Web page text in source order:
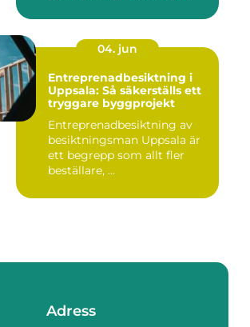
04. jun
Entreprenadbesiktning i
Uppsala: Så säkerställs ett
tryggare byggprojekt
Entreprenadbesiktning av
besiktningsman Uppsala är
ett begrepp som allt fler
beställare, ...
Adress